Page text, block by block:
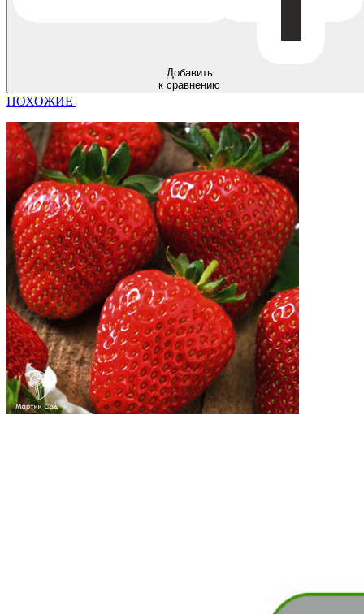
Добавить
к сравнению
ПОХОЖИЕ